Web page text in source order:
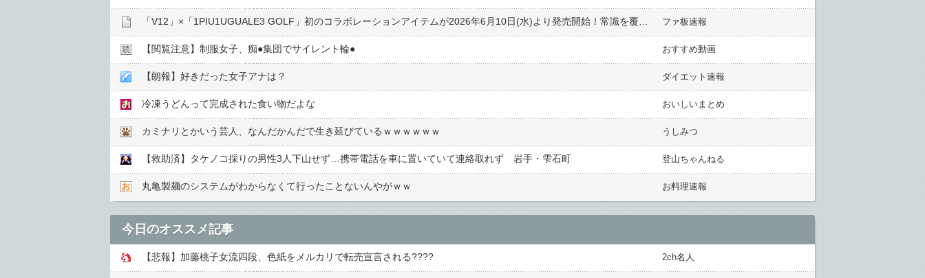
ファ板速報
【閲覧注意】制服女子、痴●︎集団でサイレント輪●︎ おすすめ動画
【朗報】好きだった女子アナは？ ダイエット速報
冷凍うどんって完成された食い物だよな おいしいまとめ
カミナリとかいう芸人、なんだかんだで生き延びているｗｗｗｗｗｗ うしみつ
【救助済】タケノコ採りの男性3人下山せず…携帯電話を車に置いていて連絡取れず 岩手・雫石町 登山ちゃんねる
丸亀製麺のシステムがわからなくて行ったことないんやがｗｗ お料理速報
今日のオススメ記事
【悲報】加藤桃子女流四段、色紙をメルカリで転売宣言される???? 2ch名人